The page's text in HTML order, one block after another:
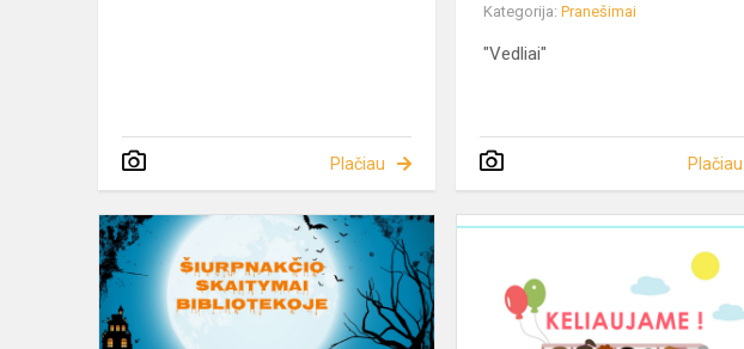
Plačiau
Kategorija:Pranešimai
"Vedliai"
Plačiau